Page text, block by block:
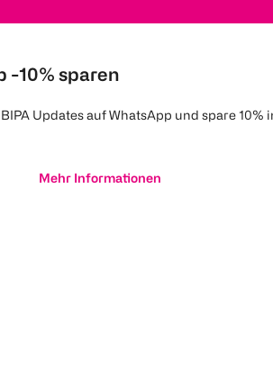
-10% sparen
Updates auf WhatsApp und spare 10%
Mehr Informationen